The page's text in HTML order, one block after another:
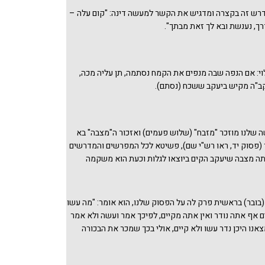
הוא הקמת בית אלהים וקבלת אלוהות הקב"ה), או
בית אבי הוא חלק מקיום הנדר ובאחריות יעקב. ובדורות
זה בקצרה ומדגיש את הקשר למעשה דינה: "קום עלה –
נענשת ובא לך זאת מבתך".
אם הנפה שבה מנפים את הקמח נסתמה, תן עליה מכה,
מקיש ביעקב ששכח (נסתם).
שלנו מוזכר "מזבח" (שלוש פעמים) ואזכור ה"מצבה" בא
(פסוק יד, ראו רש"י שם), פשיטא לכל המפרשים והמדרשים
מצבה שיעקב הקים ביוצאו לגלות וכעת הוא משקמה
וראה בחלום את הסולם, והיא האבן אשר שם מראשותיו,
נאמר לו קום עלה בית אל, שהיה שם העיר בראשונה לוז,
בענין זה, אשר דבר אתו, כנגד ג' פעמים שדיבר עמו
מזבח הוא מצבה ומצבה הוא מזבח כמקובל בספר בראשית
בראשית פרק לה על הפסוק שלנו, הוא אומר: "מה עשו
אף אתה נודר ואין אתה מקיים, לפיכך אמר ועשה ולא אמר
היכן נדר עשו ולא קיים, אולי בכך שמכר את הבכורה